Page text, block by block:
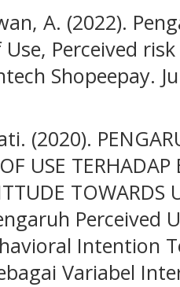
A. (2022).
Use, Perceived
Shopeepay.
(2020).
OF USE
TOWARDS
Perceived
Intention
Variabel